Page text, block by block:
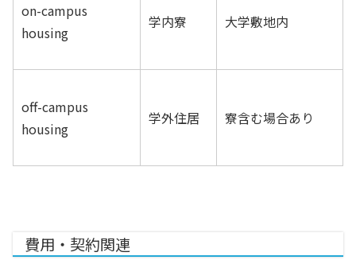
on-campus
housing
学内寮 大学敷地内
off-campus
housing
学外住居 寮含む場合あり
費用・契約関連